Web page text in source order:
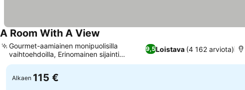
A Room With A View
9,5Loistava (4 162 arviota)
Gourmet-aamiainen monipuolisilla
vaihtoehdoilla, Erinomainen sijainti
Kemptownissa
Alkaen 115 €